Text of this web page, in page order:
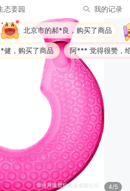
态姜园 我的记录
良，购买了商品
阿*** 觉得很赞，给出了好评
北京市的心
4/5